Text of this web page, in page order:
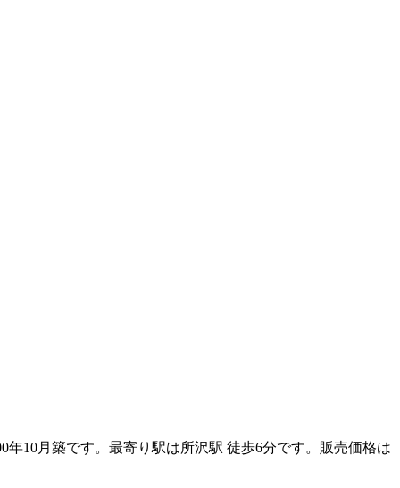
10月築です。最寄り駅は所沢駅 徒歩6分です。販売価格は